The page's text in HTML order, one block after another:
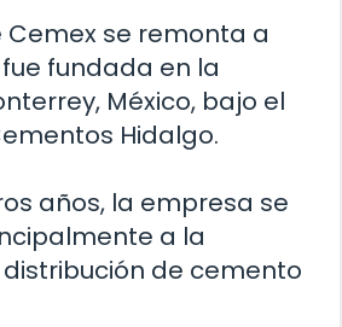
Cemex se remonta a
fue fundada en la
México, bajo el
Hidalgo.
años, la empresa se
a la
de cemento